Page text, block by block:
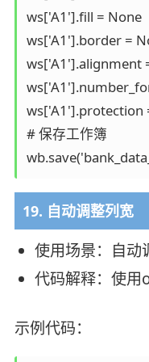
ws['A1'].fill = None
ws['A1'].border =
ws['A1'].alignment
ws['A1'].protection
# 保存工作簿
19. 自动调整列宽
使用场景：自动
代码解释：使用
示例代码：